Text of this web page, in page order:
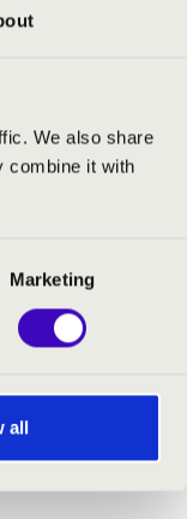
We also share
combine it with
Marketing
all